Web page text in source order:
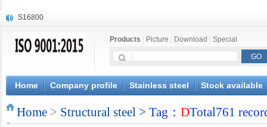
S16800
X20CrMoWV12-1
X6CrNiWNb16-16
1.4945
X3CrNiN18-11
NiCr20TiAl
Products Picture Download Special
Home Company profile Stainless steel Stock available
Home > Structural steel > Tag： DTotal761